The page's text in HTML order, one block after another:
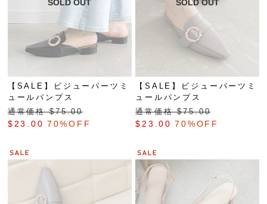
【SALE】ビジューパーツミ
ュールパンプス
通常価格 $‌75.00
$‌23.00 70%OFF
【SALE】ビジューパーツミ
ュールパンプス
通常価格 $‌75.00
$‌23.00 70%OFF